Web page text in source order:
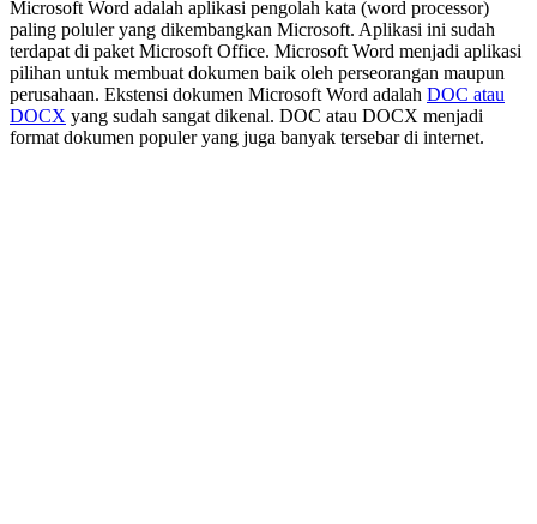
Microsoft Word adalah aplikasi pengolah kata (word processor)
paling poluler yang dikembangkan Microsoft. Aplikasi ini sudah
terdapat di paket Microsoft Office. Microsoft Word menjadi aplikasi
pilihan untuk membuat dokumen baik oleh perseorangan maupun
perusahaan. Ekstensi dokumen Microsoft Word adalah DOC atau
DOCX yang sudah sangat dikenal. DOC atau DOCX menjadi
format dokumen populer yang juga banyak tersebar di internet.